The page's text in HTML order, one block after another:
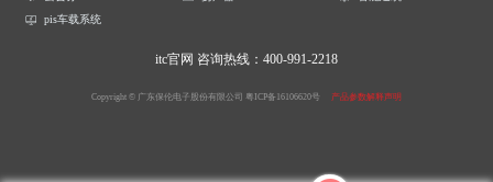
pis车载系统
itc官网 咨询热线：400-991-2218
Copyright © 广东保伦电子股份有限公司 粤ICP备16106620号 产品参数解释声明